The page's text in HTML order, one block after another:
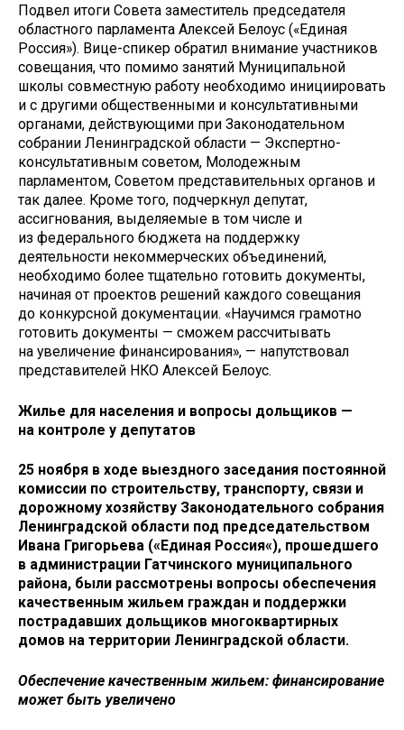
Подвел итоги Совета заместитель председателя
областного парламента Алексей Белоус («Единая
Россия»). Вице-спикер обратил внимание участников
совещания, что помимо занятий Муниципальной
школы совместную работу необходимо инициировать
и с другими общественными и консультативными
органами, действующими при Законодательном
собрании Ленинградской области — Экспертно-
консультативным советом, Молодежным
парламентом, Советом представительных органов и
так далее. Кроме того, подчеркнул депутат,
ассигнования, выделяемые в том числе и
из федерального бюджета на поддержку
деятельности некоммерческих объединений,
необходимо более тщательно готовить документы,
начиная от проектов решений каждого совещания
до конкурсной документации. «Научимся грамотно
готовить документы — сможем рассчитывать
на увеличение финансирования», — напутствовал
представителей НКО Алексей Белоус.
Жилье для населения и вопросы дольщиков —
на контроле у депутатов
25 ноября в ходе выездного заседания постоянной
комиссии по строительству, транспорту, связи и
дорожному хозяйству Законодательного собрания
Ленинградской области под председательством
Ивана Григорьева («Единая Россия«), прошедшего
в администрации Гатчинского муниципального
района, были рассмотрены вопросы обеспечения
качественным жильем граждан и поддержки
пострадавших дольщиков многоквартирных
домов на территории Ленинградской области.
Обеспечение качественным жильем: финансирование
может быть увеличено